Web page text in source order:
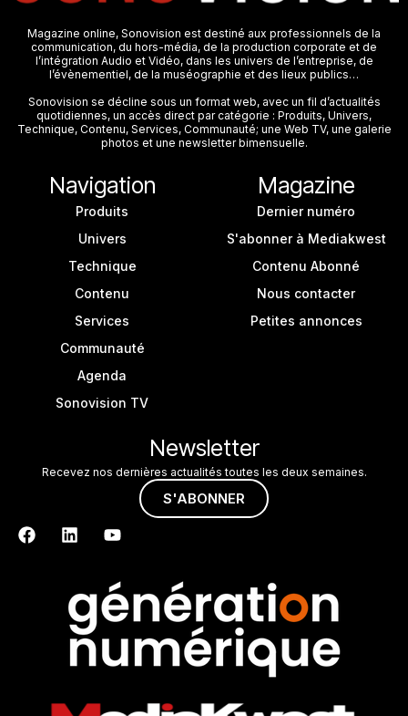
Magazine online, Sonovision est destiné aux professionnels de la
communication, du hors-média, de la production corporate et de
l’intégration Audio et Vidéo, dans les univers de l’entreprise, de
l’évènementiel, de la muséographie et des lieux publics…
Sonovision se décline sous un format web, avec un fil d’actualités
quotidiennes, un accès direct par catégorie : Produits, Univers,
Technique, Contenu, Services, Communauté; une Web TV, une galerie
photos et une newsletter bimensuelle.
Navigation
Produits
Univers
Technique
Contenu
Services
Communauté
Agenda
Sonovision TV
Magazine
Dernier numéro
S'abonner à Mediakwest
Contenu Abonné
Nous contacter
Petites annonces
Newsletter
Recevez nos dernières actualités toutes les deux semaines.
S'ABONNER